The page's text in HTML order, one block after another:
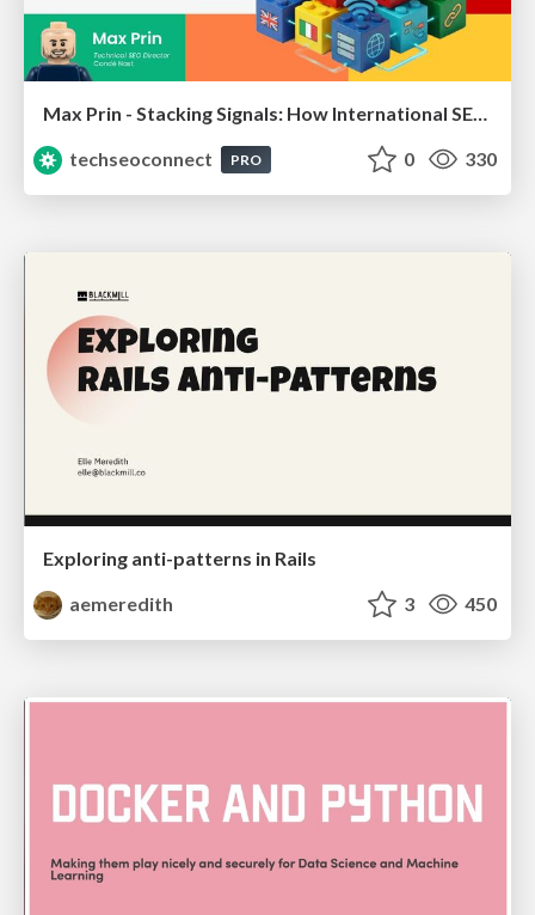
techseoconnect
PRO 0 330
Exploring anti-patterns in Rails
aemeredith
3 450